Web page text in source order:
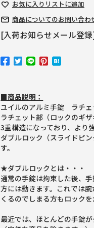
お気に入り リストに追加
商品についてのお問い合わ
[入荷お知らせメール登
■商品説明：
ユイルのアルミ手錠 ラチェ
ラチェット部（ロックのギ
3重構造になっており、より
ダブルロック（スライドピ
す。
★ダブルロックとは・・・
通常の手錠は拘束した後、
方には動きます。これでは
くるのでしまる方もロック
最近では、ほとんどの手錠